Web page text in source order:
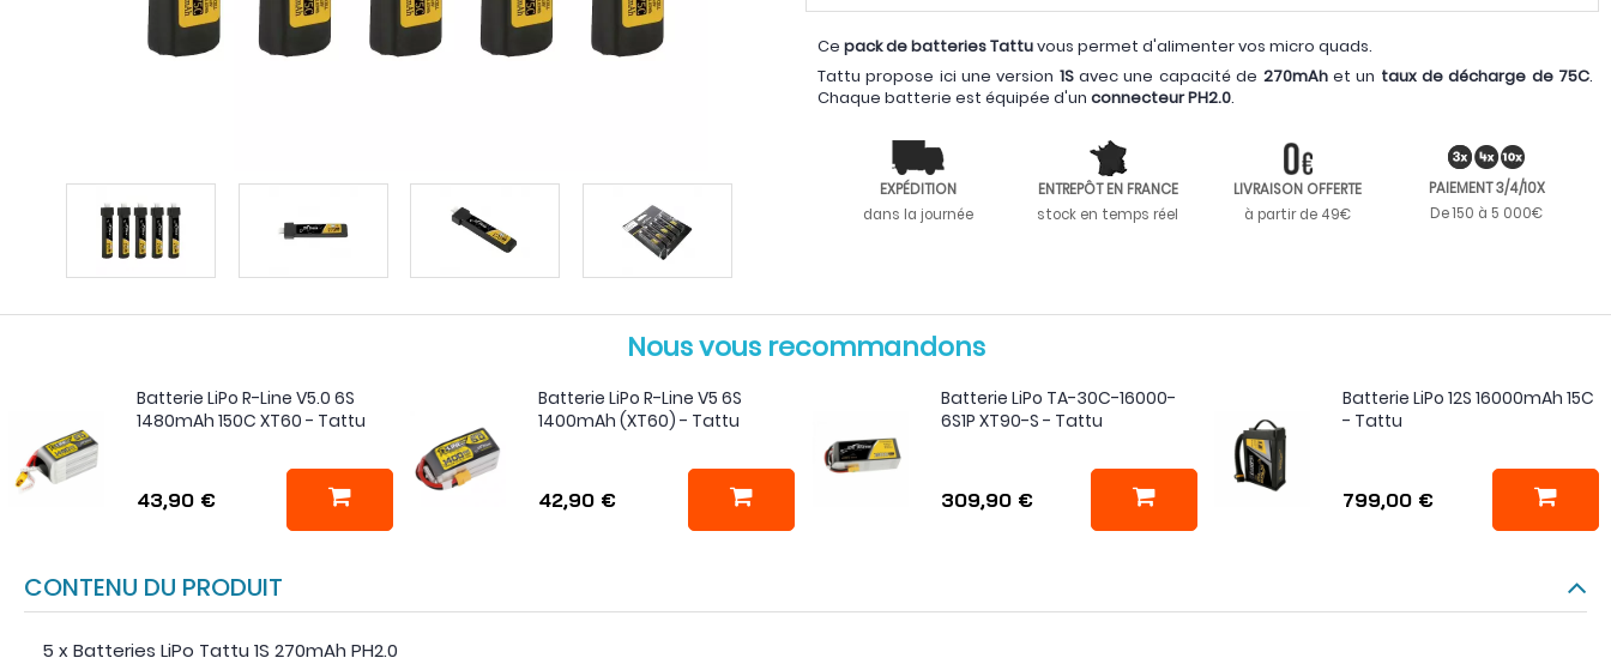
Ce pack de batteries Tattuvous permet d'alimenter vos micro quads.
Tattu propose ici une version 1Savec une capacité de 270mAhet un taux de décharge de 75C.
Chaque batterie est équipée d'un connecteur PH2.0.
EXPÉDITION
dans la journée
ENTREPÔT EN FRANCE
stock en temps réel
LIVRAISON OFFERTE
à partir de 49€
PAIEMENT 3/4/10X
De 150 à 5 000€
Nous vous recommandons
Batterie LiPo R-Line V5.0 6S
1480mAh 150C XT60 - Tattu
43,90 €
Batterie LiPo R-Line V5 6S
1400mAh (XT60) - Tattu
42,90 €
Batterie LiPo TA-30C-16000-
6S1P XT90-S - Tattu
309,90 €
Batterie LiPo 12S 16000mAh 15C
- Tattu
799,00 €
CONTENU DU PRODUIT
5 x Batteries LiPo Tattu 1S 270mAh PH2.0